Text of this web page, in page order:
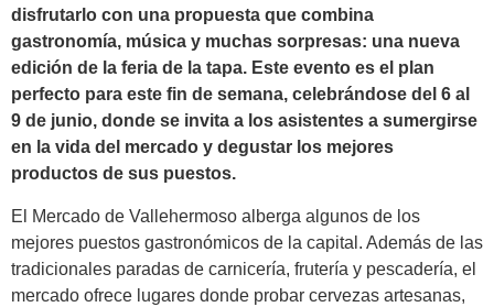
disfrutarlo con una propuesta que combina
gastronomía, música y muchas sorpresas: una nueva
edición de la feria de la tapa. Este evento es el plan
perfecto para este fin de semana, celebrándose del 6 al
9 de junio, donde se invita a los asistentes a sumergirse
en la vida del mercado y degustar los mejores
productos de sus puestos.
El Mercado de Vallehermoso alberga algunos de los
mejores puestos gastronómicos de la capital. Además de las
tradicionales paradas de carnicería, frutería y pescadería, el
mercado ofrece lugares donde probar cervezas artesanas,